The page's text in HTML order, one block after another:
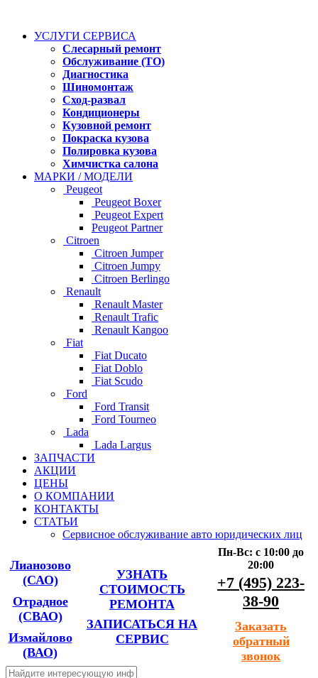
УСЛУГИ СЕРВИСА
Слесарный ремонт
Обслуживание (ТО)
Диагностика
Шиномонтаж
Сход-развал
Кондиционеры
Кузовной ремонт
Покраска кузова
Полировка кузова
Химчистка салона
МАРКИ / МОДЕЛИ
Peugeot
Peugeot Boxer
Peugeot Expert
Peugeot Partner
Citroen
Citroen Jumper
Citroen Jumpy
Citroen Berlingo
Renault
Renault Master
Renault Trafic
Renault Kangoo
Fiat
Fiat Ducato
Fiat Doblo
Fiat Scudo
Ford
Ford Transit
Ford Tourneo
Lada
Lada Largus
ЗАПЧАСТИ
АКЦИИ
ЦЕНЫ
О КОМПАНИИ
КОНТАКТЫ
СТАТЬИ
Сервисное обслуживание авто юридических лиц
Лианозово
(САО)
Отрадное
(СВАО)
Измайлово
(ВАО)
УЗНАТЬ
СТОИМОСТЬ
РЕМОНТА
ЗАПИСАТЬСЯ НА
СЕРВИС
Пн-Вс: с 10:00 до
20:00
+7 (495) 223-
38-90
Заказать
обратный
звонок